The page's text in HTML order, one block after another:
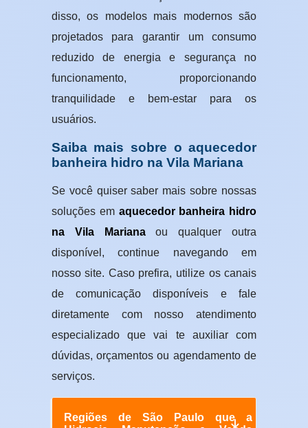
disso, os modelos mais modernos são
projetados para garantir um consumo
reduzido de energia e segurança no
funcionamento, proporcionando
tranquilidade e bem-estar para os
usuários.
Saiba mais sobre o aquecedor
banheira hidro na Vila Mariana
Se você quiser saber mais sobre nossas
soluções em aquecedor banheira hidro
na Vila Marianaou qualquer outra
disponível, continue navegando em
nosso site. Caso prefira, utilize os canais
de comunicação disponíveis e fale
diretamente com nosso atendimento
especializado que vai te auxiliar com
dúvidas, orçamentos ou agendamento de
serviços.
Regiões de São Paulo que a